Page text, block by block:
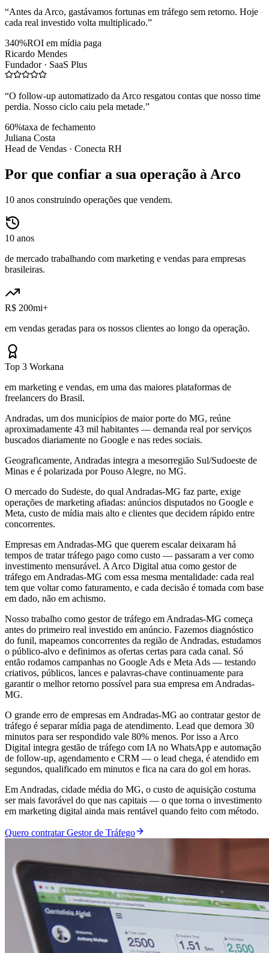
“Antes da Arco, gastávamos fortunas em tráfego sem retorno. Hoje
cada real investido volta multiplicado.”
340%ROI em mídia paga
Ricardo Mendes
Fundador · SaaS Plus
“O follow-up automatizado da Arco resgatou contas que nosso time
perdia. Nosso ciclo caiu pela metade.”
60%taxa de fechamento
Juliana Costa
Head de Vendas · Conecta RH
Por que confiar a sua operação à Arco
10 anos construindo operações que vendem.
10 anos
de mercado trabalhando com marketing e vendas para empresas
brasileiras.
R$ 200mi+
em vendas geradas para os nossos clientes ao longo da operação.
Top 3 Workana
em marketing e vendas, em uma das maiores plataformas de
freelancers do Brasil.
Andradas, um dos municípios de maior porte do MG, reúne
aproximadamente 43 mil habitantes — demanda real por serviços
buscados diariamente no Google e nas redes sociais.
Geograficamente, Andradas integra a mesorregião Sul/Sudoeste de
Minas e é polarizada por Pouso Alegre, no MG.
O mercado do Sudeste, do qual Andradas-MG faz parte, exige
operações de marketing afiadas: anúncios disputados no Google e
Meta, custo de mídia mais alto e clientes que decidem rápido entre
concorrentes.
Empresas em Andradas-MG que querem escalar deixaram há
tempos de tratar tráfego pago como custo — passaram a ver como
investimento mensurável. A Arco Digital atua como gestor de
tráfego em Andradas-MG com essa mesma mentalidade: cada real
tem que voltar como faturamento, e cada decisão é tomada com base
em dado, não em achismo.
Nosso trabalho como gestor de tráfego em Andradas-MG começa
antes do primeiro real investido em anúncio. Fazemos diagnóstico
do funil, mapeamos concorrentes da região de Andradas, estudamos
o público-alvo e definimos as ofertas certas para cada canal. Só
então rodamos campanhas no Google Ads e Meta Ads — testando
criativos, públicos, lances e palavras-chave continuamente para
garantir o melhor retorno possível para sua empresa em Andradas-
MG.
O grande erro de empresas em Andradas-MG ao contratar gestor de
tráfego é separar mídia paga de atendimento. Lead que demora 30
minutos para ser respondido vale 80% menos. Por isso a Arco
Digital integra gestão de tráfego com IA no WhatsApp e automação
de follow-up, agendamento e CRM — o lead chega, é atendido em
segundos, qualificado em minutos e fica na cara do gol em horas.
Em Andradas, cidade média do MG, o custo de aquisição costuma
ser mais favorável do que nas capitais — o que torna o investimento
em marketing digital ainda mais rentável quando feito com método.
Quero contratar Gestor de Tráfego